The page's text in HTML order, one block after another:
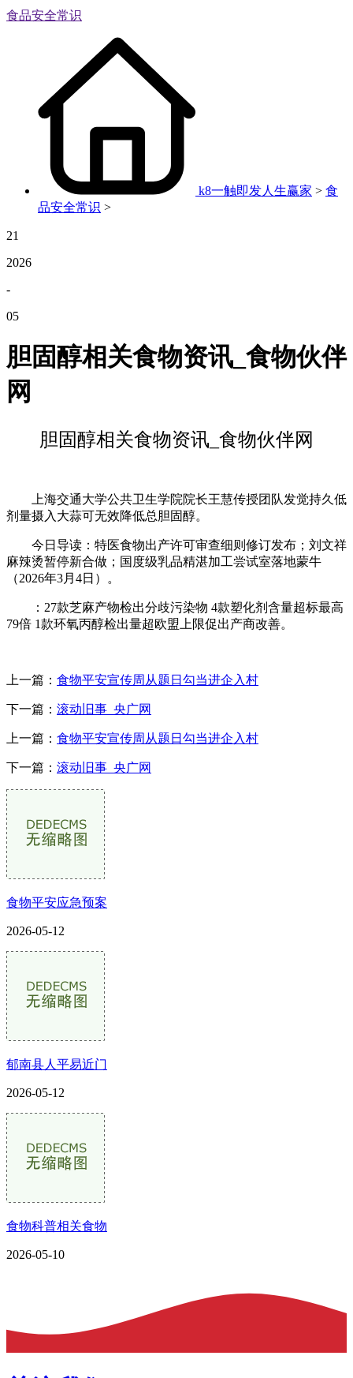
食品安全常识
k8一触即发人生赢家 > 食
品安全常识 >
21
2026
-
05
胆固醇相关食物资讯_食物伙伴
网
胆固醇相关食物资讯_食物伙伴网
上海交通大学公共卫生学院院长王慧传授团队发觉持久低
剂量摄入大蒜可无效降低总胆固醇。
今日导读：特医食物出产许可审查细则修订发布；刘文祥
麻辣烫暂停新合做；国度级乳品精湛加工尝试室落地蒙牛
（2026年3月4日）。
：27款芝麻产物检出分歧污染物 4款塑化剂含量超标最高
79倍 1款环氧丙醇检出量超欧盟上限促出产商改善。
上一篇： 食物平安宣传周从题日勾当进企入村
下一篇： 滚动旧事_央广网
上一篇： 食物平安宣传周从题日勾当进企入村
下一篇： 滚动旧事_央广网
食物平安应急预案
2026-05-12
郁南县人平易近门
2026-05-12
食物科普相关食物
2026-05-10